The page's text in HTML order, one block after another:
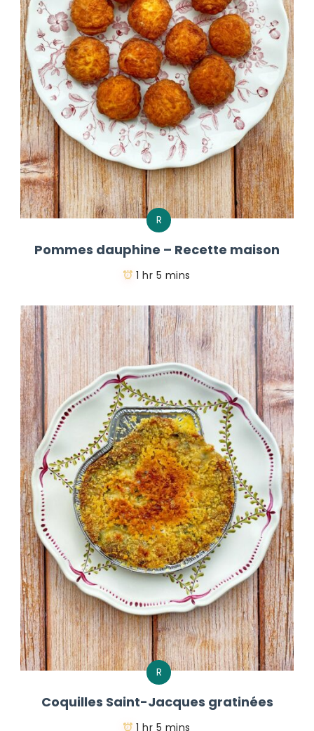
R
Pommes dauphine – Recette maison
1 hr 5 mins
R
Coquilles Saint-Jacques gratinées
1 hr 5 mins